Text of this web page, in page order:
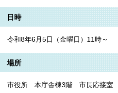
日時
令和8年6⽉5⽇（金曜⽇）11時～
場所
市役所 本庁舎棟3階 市⻑応接室